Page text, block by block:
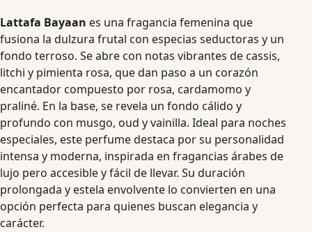
Lattafa Bayaan es una fragancia femenina que
fusiona la dulzura frutal con especias seductoras y un
fondo terroso. Se abre con notas vibrantes de cassis,
litchi y pimienta rosa, que dan paso a un corazón
encantador compuesto por rosa, cardamomo y
praliné. En la base, se revela un fondo cálido y
profundo con musgo, oud y vainilla. Ideal para noches
especiales, este perfume destaca por su personalidad
intensa y moderna, inspirada en fragancias árabes de
lujo pero accesible y fácil de llevar. Su duración
prolongada y estela envolvente lo convierten en una
opción perfecta para quienes buscan elegancia y
carácter.